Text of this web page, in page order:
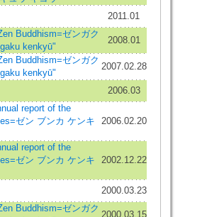
2011.01
Buddhism=ゼンガク
kenkyū"
2008.01
Buddhism=ゼンガク
kenkyū"
2007.02.28
2006.03
report of the
ゼン ブンカ ケンキ
2006.02.20
report of the
ゼン ブンカ ケンキ
2002.12.22
2000.03.23
Buddhism=ゼンガク
2000.03.15